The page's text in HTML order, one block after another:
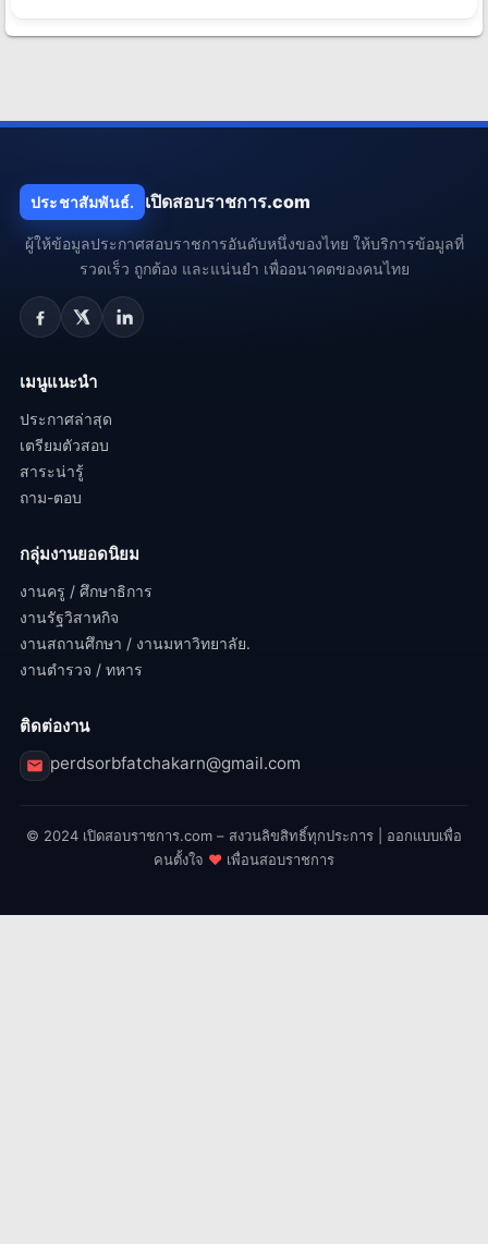
ประชาสัมพันธ์. เปิดสอบราชการ.com
ผู้ให้ข้อมูลประกาศสอบราชการอันดับหนึ่งของไทย ให้บริการข้อมูลที่
รวดเร็ว ถูกต้อง และแน่นยำ เพื่ออนาคตของคนไทย
เมนูแนะนำ
ประกาศล่าสุด
เตรียมตัวสอบ
สาระน่ารู้
ถาม-ตอบ
กลุ่มงานยอดนิยม
งานครู / ศึกษาธิการ
งานรัฐวิสาหกิจ
งานสถานศึกษา / งานมหาวิทยาลัย.
งานตำรวจ / ทหาร
ติดต่องาน
perdsorbfatchakarn@gmail.com
© 2024 เปิดสอบราชการ.com – สงวนลิขสิทธิ์ทุกประการ | ออกแบบเพื่อ
คนตั้งใจ ♥ เพื่อนสอบราชการ